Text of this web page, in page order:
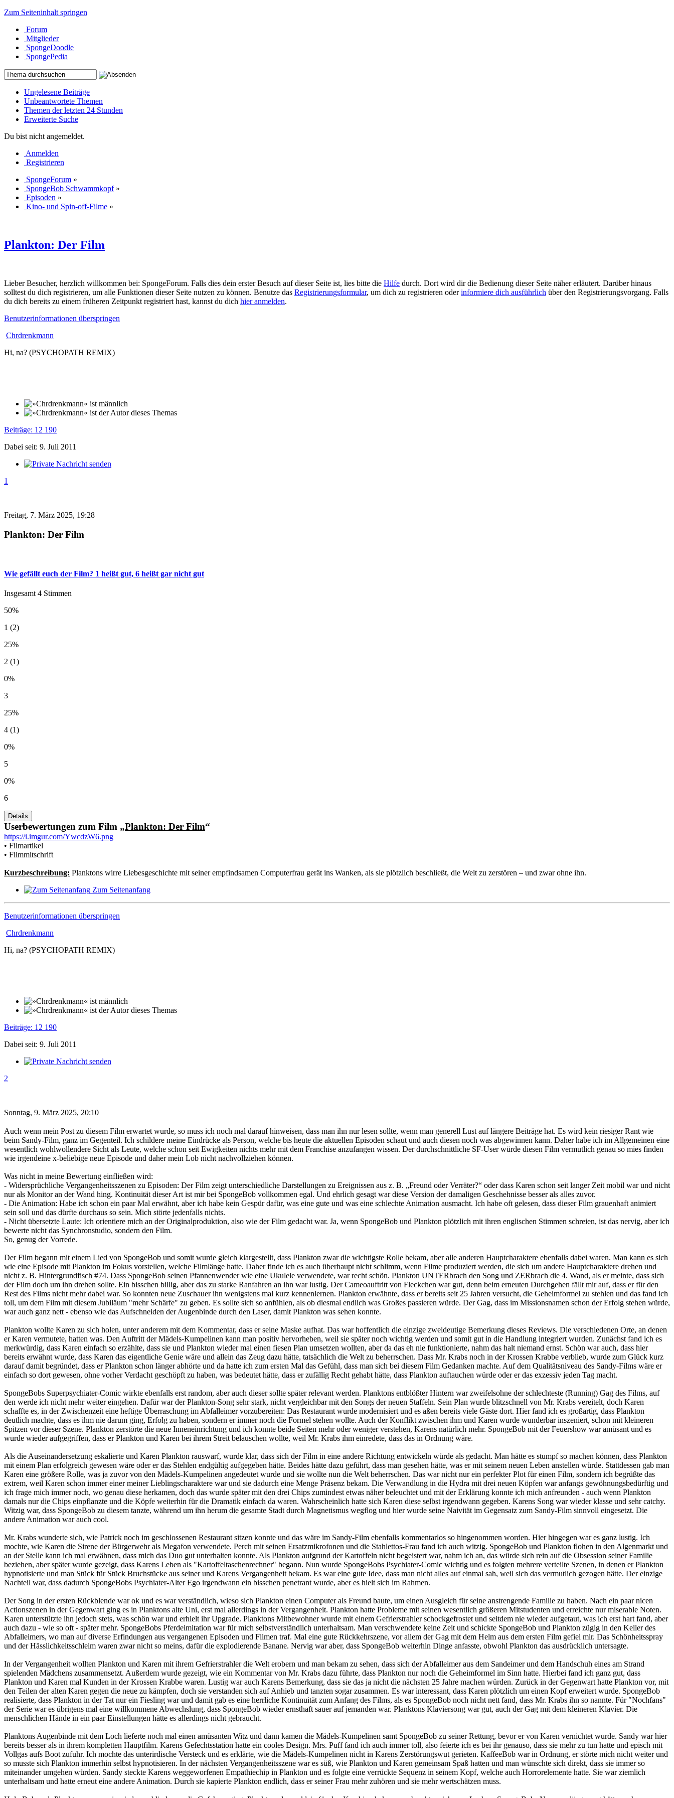
Zum Seiteninhalt springen
Forum
Mitglieder
SpongeDoodle
SpongePedia
Ungelesene Beiträge
Unbeantwortete Themen
Themen der letzten 24 Stunden
Erweiterte Suche
Du bist nicht angemeldet.
Anmelden
Registrieren
SpongeForum »
SpongeBob Schwammkopf»
Episoden »
Kino- und Spin-off-Filme »
Plankton: Der Film
Lieber Besucher, herzlich willkommen bei: SpongeForum. Falls dies dein erster Besuch auf dieser Seite ist, lies bitte die Hilfe durch. Dort wird dir die Bedienung dieser Seite näher erläutert. Darüber hinaus
solltest du dich registrieren, um alle Funktionen dieser Seite nutzen zu können. Benutze das Registrierungsformular, um dich zu registrieren oderinformiere dich ausführlich über den Registrierungsvorgang. Falls
du dich bereits zu einem früheren Zeitpunkt registriert hast, kannst du dich hier anmelden.
Benutzerinformationen überspringen
Chrdrenkmann
Hi, na? (PSYCHOPATH REMIX)
Beiträge: 12 190
Dabei seit: 9. Juli 2011
1
Freitag, 7. März 2025, 19:28
Plankton: Der Film
Wie gefällt euch der Film? 1 heißt gut, 6 heißt gar nicht gut
Insgesamt 4 Stimmen
50%
1 (2)
25%
2 (1)
0%
3
25%
4 (1)
0%
5
0%
6
Userbewertungen zum Film „Plankton: Der Film“
https://i.imgur.com/YwcdzW6.png
• Filmartikel
• Filmmitschrift
Kurzbeschreibung: Planktons wirre Liebesgeschichte mit seiner empfindsamen Computerfrau gerät ins Wanken, als sie plötzlich beschließt, die Welt zu zerstören – und zwar ohne ihn.
Zum Seitenanfang
Benutzerinformationen überspringen
Chrdrenkmann
Hi, na? (PSYCHOPATH REMIX)
Beiträge: 12 190
Dabei seit: 9. Juli 2011
2
Sonntag, 9. März 2025, 20:10
Auch wenn mein Post zu diesem Film erwartet wurde, so muss ich noch mal darauf hinweisen, dass man ihn nur lesen sollte, wenn man generell Lust auf längere Beiträge hat. Es wird kein riesiger Rant wie
beim Sandy-Film, ganz im Gegenteil. Ich schildere meine Eindrücke als Person, welche bis heute die aktuellen Episoden schaut und auch diesen noch was abgewinnen kann. Daher habe ich im Allgemeinen eine
wesentlich wohlwollendere Sicht als Leute, welche schon seit Ewigkeiten nichts mehr mit dem Franchise anzufangen wissen. Der durchschnittliche SF-User würde diesen Film vermutlich genau so mies finden
wie irgendeine x-beliebige neue Episode und daher mein Lob nicht nachvollziehen können.
Was nicht in meine Bewertung einfließen wird:
- Widersprüchliche Vergangenheitsszenen zu Episoden: Der Film zeigt unterschiedliche Darstellungen zu Ereignissen aus z. B. „Freund oder Verräter?“ oder dass Karen schon seit langer Zeit mobil war und nicht
nur als Monitor an der Wand hing. Kontinuität dieser Art ist mir bei SpongeBob vollkommen egal. Und ehrlich gesagt war diese Version der damaligen Geschehnisse besser als alles zuvor.
- Die Animation: Habe ich schon ein paar Mal erwähnt, aber ich habe kein Gespür dafür, was eine gute und was eine schlechte Animation ausmacht. Ich habe oft gelesen, dass dieser Film grauenhaft animiert
sein soll und das dürfte durchaus so sein. Mich störte jedenfalls nichts.
- Nicht übersetzte Laute: Ich orientiere mich an der Originalproduktion, also wie der Film gedacht war. Ja, wenn SpongeBob und Plankton plötzlich mit ihren englischen Stimmen schreien, ist das nervig, aber ich
bewerte nicht das Synchronstudio, sondern den Film.
So, genug der Vorrede.
Der Film begann mit einem Lied von SpongeBob und somit wurde gleich klargestellt, dass Plankton zwar die wichtigste Rolle bekam, aber alle anderen Hauptcharaktere ebenfalls dabei waren. Man kann es sich
wie eine Episode mit Plankton im Fokus vorstellen, welche Filmlänge hatte. Daher finde ich es auch überhaupt nicht schlimm, wenn Filme produziert werden, die sich um andere Hauptcharaktere drehen und
nicht z. B. Hintergrundfisch #74. Dass SpongeBob seinen Pfannenwender wie eine Ukulele verwendete, war recht schön. Plankton UNTERbrach den Song und ZERbrach die 4. Wand, als er meinte, dass sich
der Film doch um ihn drehen sollte. Ein bisschen billig, aber das zu starke Ranfahren an ihn war lustig. Der Cameoauftritt von Fleckchen war gut, denn beim erneuten Durchgehen fällt mir auf, dass er für den
Rest des Films nicht mehr dabei war. So konnten neue Zuschauer ihn wenigstens mal kurz kennenlernen. Plankton erwähnte, dass er bereits seit 25 Jahren versucht, die Geheimformel zu stehlen und das fand ich
toll, um dem Film mit diesem Jubiläum "mehr Schärfe" zu geben. Es sollte sich so anfühlen, als ob diesmal endlich was Großes passieren würde. Der Gag, dass im Missionsnamen schon der Erfolg stehen würde,
war auch ganz nett - ebenso wie das Aufschneiden der Augenbinde durch den Laser, damit Plankton was sehen konnte.
Plankton wollte Karen zu sich holen, unter anderem mit dem Kommentar, dass er seine Maske aufhat. Das war hoffentlich die einzige zweideutige Bemerkung dieses Reviews. Die verschiedenen Orte, an denen
er Karen vermutete, hatten was. Den Auftritt der Mädels-Kumpelinen kann man positiv hervorheben, weil sie später noch wichtig werden und somit gut in die Handlung integriert wurden. Zunächst fand ich es
merkwürdig, dass Karen einfach so erzählte, dass sie und Plankton wieder mal einen fiesen Plan umsetzen wollten, aber da das eh nie funktionierte, nahm das halt niemand ernst. Schön war auch, dass hier
bereits erwähnt wurde, dass Karen das eigentliche Genie wäre und allein das Zeug dazu hätte, tatsächlich die Welt zu beherrschen. Dass Mr. Krabs noch in der Krossen Krabbe verblieb, wurde zum Glück kurz
darauf damit begründet, dass er Plankton schon länger abhörte und da hatte ich zum ersten Mal das Gefühl, dass man sich bei diesem Film Gedanken machte. Auf dem Qualitätsniveau des Sandy-Films wäre er
einfach so dort gewesen, ohne vorher Verdacht geschöpft zu haben, was bedeutet hätte, dass er zufällig Recht gehabt hätte, dass Plankton auftauchen würde oder er das exzessiv jeden Tag macht.
SpongeBobs Superpsychiater-Comic wirkte ebenfalls erst random, aber auch dieser sollte später relevant werden. Planktons entblößter Hintern war zweifelsohne der schlechteste (Running) Gag des Films, auf
den werde ich nicht mehr weiter eingehen. Dafür war der Plankton-Song sehr stark, nicht vergleichbar mit den Songs der neuen Staffeln. Sein Plan wurde blitzschnell von Mr. Krabs vereitelt, doch Karen
schaffte es, in der Zwischenzeit eine heftige Überraschung im Abfalleimer vorzubereiten: Das Restaurant wurde modernisiert und es aßen bereits viele Gäste dort. Hier fand ich es großartig, dass Plankton
deutlich machte, dass es ihm nie darum ging, Erfolg zu haben, sondern er immer noch die Formel stehen wollte. Auch der Konflikt zwischen ihm und Karen wurde wunderbar inszeniert, schon mit kleineren
Spitzen vor dieser Szene. Plankton zerstörte die neue Inneneinrichtung und ich konnte beide Seiten mehr oder weniger verstehen, Karens natürlich mehr. SpongeBob mit der Feuershow war amüsant und es
wurde wieder aufgegriffen, dass er Plankton und Karen bei ihrem Streit belauschen wollte, weil Mr. Krabs ihm einredete, dass das in Ordnung wäre.
Als die Auseinandersetzung eskalierte und Karen Plankton rauswarf, wurde klar, dass sich der Film in eine andere Richtung entwickeln würde als gedacht. Man hätte es stumpf so machen können, dass Plankton
mit einem Plan erfolgreich gewesen wäre oder er das Stehlen endgültig aufgegeben hätte. Beides hätte dazu geführt, dass man gesehen hätte, was er mit seinem neuen Leben anstellen würde. Stattdessen gab man
Karen eine größere Rolle, was ja zuvor von den Mädels-Kumpelinen angedeutet wurde und sie wollte nun die Welt beherrschen. Das war nicht nur ein perfekter Plot für einen Film, sondern ich begrüßte das
extrem, weil Karen schon immer einer meiner Lieblingscharaktere war und sie dadurch eine Menge Präsenz bekam. Die Verwandlung in die Hydra mit drei neuen Köpfen war anfangs gewöhnungsbedürftig und
ich frage mich immer noch, wo genau diese herkamen, doch das wurde später mit den drei Chips zumindest etwas näher beleuchtet und mit der Erklärung konnte ich mich anfreunden - auch wenn Plankton
damals nur die Chips einpflanzte und die Köpfe weiterhin für die Dramatik einfach da waren. Wahrscheinlich hatte sich Karen diese selbst irgendwann gegeben. Karens Song war wieder klasse und sehr catchy.
Witzig war, dass SpongeBob zu diesem tanzte, während um ihn herum die gesamte Stadt durch Magnetismus wegflog und hier wurde seine Naivität im Gegensatz zum Sandy-Film sinnvoll eingesetzt. Die
andere Animation war auch cool.
Mr. Krabs wunderte sich, wie Patrick noch im geschlossenen Restaurant sitzen konnte und das wäre im Sandy-Film ebenfalls kommentarlos so hingenommen worden. Hier hingegen war es ganz lustig. Ich
mochte, wie Karen die Sirene der Bürgerwehr als Megafon verwendete. Perch mit seinen Ersatzmikrofonen und die Stahlettos-Frau fand ich auch witzig. SpongeBob und Plankton flohen in den Algenmarkt und
an der Stelle kann ich mal erwähnen, dass mich das Duo gut unterhalten konnte. Als Plankton aufgrund der Kartoffeln nicht begeistert war, nahm ich an, das würde sich rein auf die Obsession seiner Familie
beziehen, aber später wurde gezeigt, dass Karens Leben als "Kartoffeltaschenrechner" begann. Nun wurde SpongeBobs Psychiater-Comic wichtig und es folgten mehrere verteilte Szenen, in denen er Plankton
hypnotisierte und man Stück für Stück Bruchstücke aus seiner und Karens Vergangenheit bekam. Es war eine gute Idee, dass man nicht alles auf einmal sah, weil sich das vermutlich gezogen hätte. Der einzige
Nachteil war, dass dadurch SpongeBobs Psychiater-Alter Ego irgendwann ein bisschen penetrant wurde, aber es hielt sich im Rahmen.
Der Song in der ersten Rückblende war ok und es war verständlich, wieso sich Plankton einen Computer als Freund baute, um einen Ausgleich für seine anstrengende Familie zu haben. Nach ein paar nicen
Actionszenen in der Gegenwart ging es in Planktons alte Uni, erst mal allerdings in der Vergangenheit. Plankton hatte Probleme mit seinen wesentlich größeren Mitstudenten und erreichte nur miserable Noten.
Karen unterstützte ihn jedoch stets, was schön war und erhielt ihr Upgrade. Planktons Mitbewohner wurde mit einem Gefrierstrahler schockgefrostet und seitdem nie wieder aufgetaut, was ich erst hart fand, aber
auch dazu - wie so oft - später mehr. SpongeBobs Pferdeimitation war für mich selbstverständlich unterhaltsam. Man verschwendete keine Zeit und schickte SpongeBob und Plankton zügig in den Keller des
Abfalleimers, wo man auf diverse Erfindungen aus vergangenen Episoden und Filmen traf. Mal eine gute Rückkehrszene, vor allem der Gag mit dem Helm aus dem ersten Film gefiel mir. Das Schönheitsspray
und der Hässlichkeitsschleim waren zwar nicht so meins, dafür die explodierende Banane. Nervig war aber, dass SpongeBob weiterhin Dinge anfasste, obwohl Plankton das ausdrücklich untersagte.
In der Vergangenheit wollten Plankton und Karen mit ihrem Gefrierstrahler die Welt erobern und man bekam zu sehen, dass sich der Abfalleimer aus dem Sandeimer und dem Handschuh eines am Strand
spielenden Mädchens zusammensetzt. Außerdem wurde gezeigt, wie ein Kommentar von Mr. Krabs dazu führte, dass Plankton nur noch die Geheimformel im Sinn hatte. Hierbei fand ich ganz gut, dass
Plankton und Karen mal Kunden in der Krossen Krabbe waren. Lustig war auch Karens Bemerkung, dass sie das ja nicht die nächsten 25 Jahre machen würden. Zurück in der Gegenwart hatte Plankton vor, mit
den Teilen der alten Karen gegen die neue zu kämpfen, doch sie verstanden sich auf Anhieb und tanzten sogar zusammen. Es war interessant, dass Karen plötzlich um einen Kopf erweitert wurde. SpongeBob
realisierte, dass Plankton in der Tat nur ein Fiesling war und damit gab es eine herrliche Kontinuität zum Anfang des Films, als es SpongeBob noch nicht nett fand, dass Mr. Krabs ihn so nannte. Für "Nochfans"
der Serie war es übrigens mal eine willkommene Abwechslung, dass SpongeBob wieder ernsthaft sauer auf jemanden war. Planktons Klaviersong war gut, auch der Gag mit dem kleineren Klavier. Die
menschlichen Hände in ein paar Einstellungen hätte es allerdings nicht gebraucht.
Planktons Augenbinde mit dem Loch lieferte noch mal einen amüsanten Witz und dann kamen die Mädels-Kumpelinen samt SpongeBob zu seiner Rettung, bevor er von Karen vernichtet wurde. Sandy war hier
bereits besser als in ihrem kompletten Hauptfilm. Karens Gefechtsstation hatte ein cooles Design. Mrs. Puff fand ich auch immer toll, also feierte ich es bei ihr genauso, dass sie mehr zu tun hatte und episch mit
Vollgas aufs Boot zufuhr. Ich mochte das unterirdische Versteck und es erklärte, wie die Mädels-Kumpelinen nicht in Karens Zerstörungswut gerieten. KaffeeBob war in Ordnung, er störte mich nicht weiter und
so musste sich Plankton immerhin selbst hypnotisieren. In der nächsten Vergangenheitsszene war es süß, wie Plankton und Karen gemeinsam Spaß hatten und man wünschte sich direkt, dass sie immer so
miteinander umgehen würden. Sandy steckte Karens weggeworfenen Empathiechip in Plankton und es folgte eine verrückte Sequenz in seinem Kopf, welche auch Horrorelemente hatte. Sie war ziemlich
unterhaltsam und hatte erneut eine andere Animation. Durch sie kapierte Plankton endlich, dass er seiner Frau mehr zuhören und sie mehr wertschätzen muss.